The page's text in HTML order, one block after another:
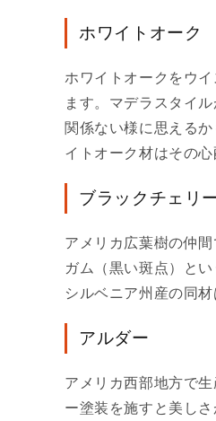
ホワイトオーク
ホワイトオークをウ
ます。マデラスタイ
関係ない様に思える
イトオーク材はその
ブラックチェリ
アメリカ広葉樹の仲
ガム（黒い斑点）と
シルベニア州産の同
アルダー
アメリカ西部地方で
ー塗装を施すと美し